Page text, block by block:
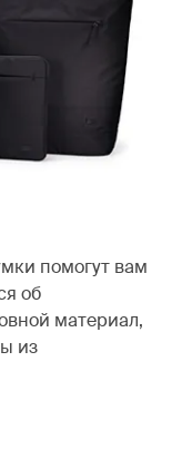
помогут вам
об
материал,
из
вкладке